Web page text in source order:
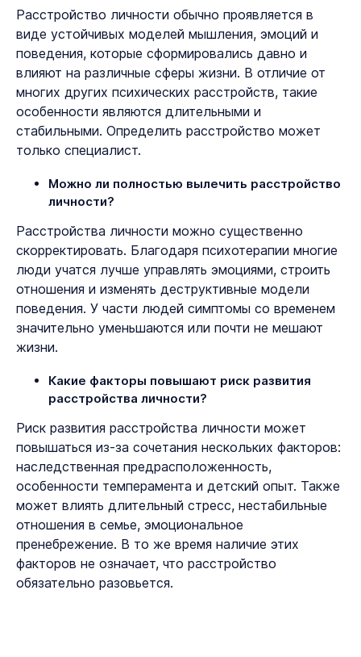
Расстройство личности обычно проявляется в
виде устойчивых моделей мышления, эмоций и
поведения, которые сформировались давно и
влияют на различные сферы жизни. В отличие от
многих других психических расстройств, такие
особенности являются длительными и
стабильными. Определить расстройство может
только специалист.
Можно ли полностью вылечить расстройство
личности?
Расстройства личности можно существенно
скорректировать. Благодаря психотерапии многие
люди учатся лучше управлять эмоциями, строить
отношения и изменять деструктивные модели
поведения. У части людей симптомы со временем
значительно уменьшаются или почти не мешают
жизни.
Какие факторы повышают риск развития
расстройства личности?
Риск развития расстройства личности может
повышаться из-за сочетания нескольких факторов:
наследственная предрасположенность,
особенности темперамента и детский опыт. Также
может влиять длительный стресс, нестабильные
отношения в семье, эмоциональное
пренебрежение. В то же время наличие этих
факторов не означает, что расстройство
обязательно разовьется.